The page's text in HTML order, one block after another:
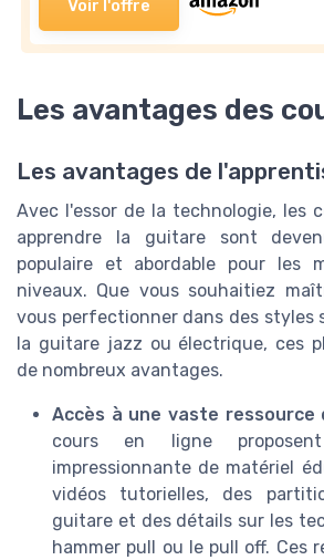
Voir l'offre
Les avantages des
Les avantages de
Avec l'essor de la technologie, les
apprendre la guitare sont
populaire et abordable pour les
niveaux. Que vous souhaitiez
vous perfectionner dans des styles
la guitare jazz ou électrique, ces
de nombreux avantages.
Accès à une vaste ressource
cours en ligne
impressionnante de matériel
vidéos tutorielles, des
guitare et des détails sur les
hammer pull ou le pull off. Ces